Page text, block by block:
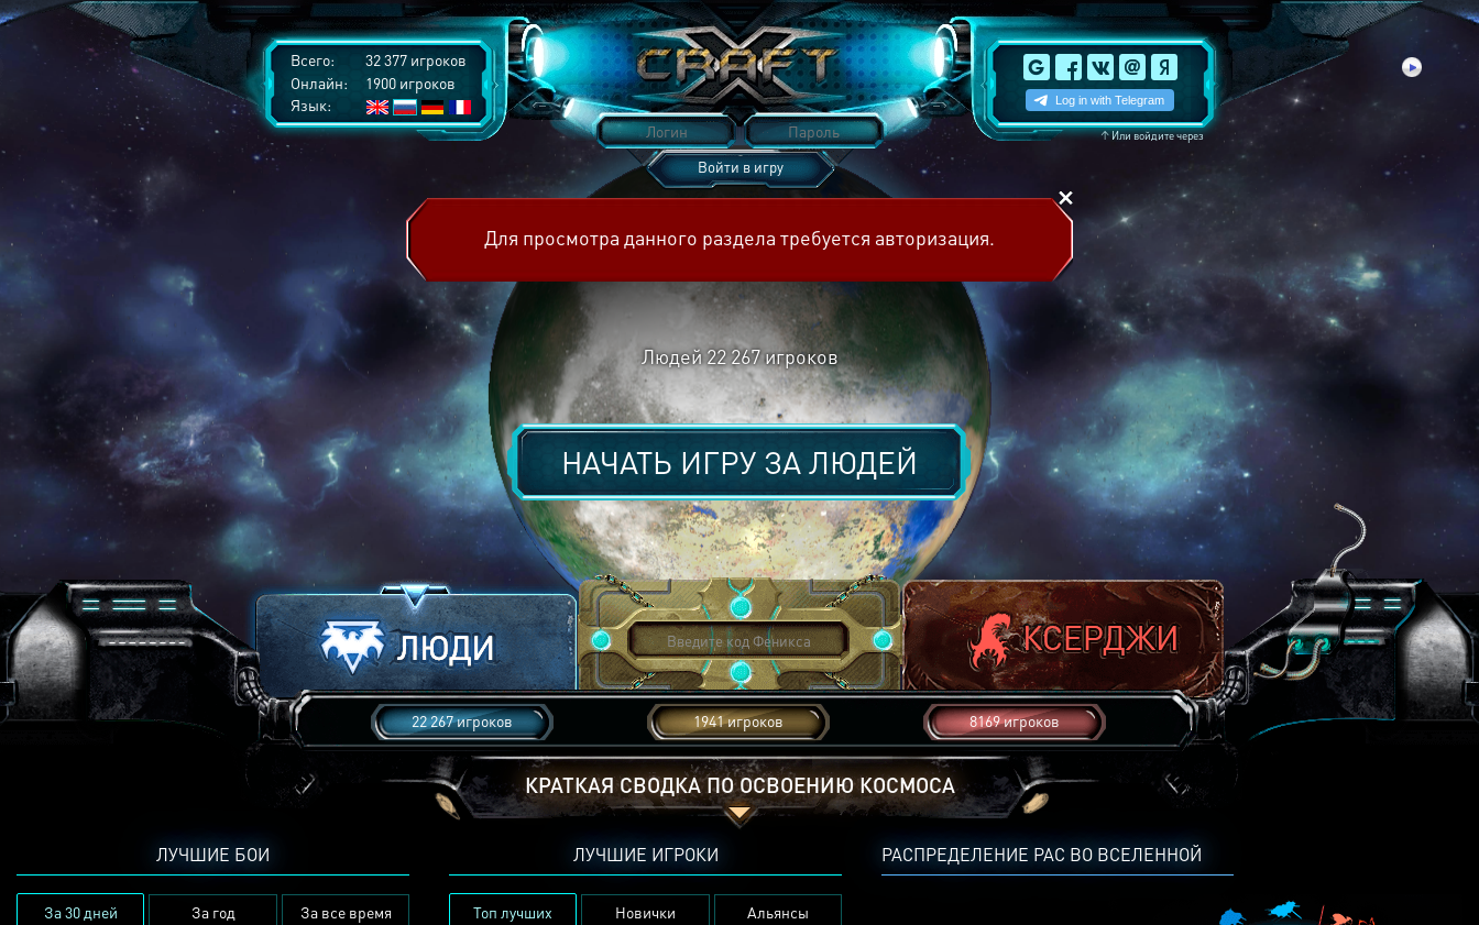
Всего:
32 377 игроков
Онлайн:
1900 игроков
Язык:
↑Или войдите через
Войти в игру
Для просмотра данного раздела требуется авторизация.
Людей 22 267игроков
НАЧАТЬ ИГРУ ЗАЛЮДЕЙ
22 267 игроков 1941 игроков 8169 игроков
КРАТКАЯ СВОДКА ПО ОСВОЕНИЮ КОСМОСА
РАСПРЕДЕЛЕНИЕ РАС ВО ВСЕЛЕННОЙ
ЛУЧШИЕ БОИ
За 30 дней За год За все время
ЛУЧШИЕ ИГРОКИ
Топ лучших Новички Альянсы